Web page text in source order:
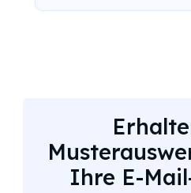
Ihre E-